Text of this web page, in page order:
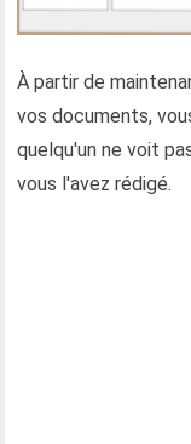
À partir de
vos documents,
quelqu'un ne voit
vous l'avez rédigé.